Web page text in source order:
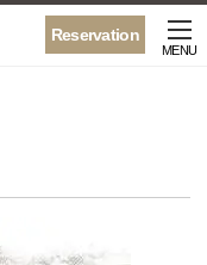
Reservation
MENU